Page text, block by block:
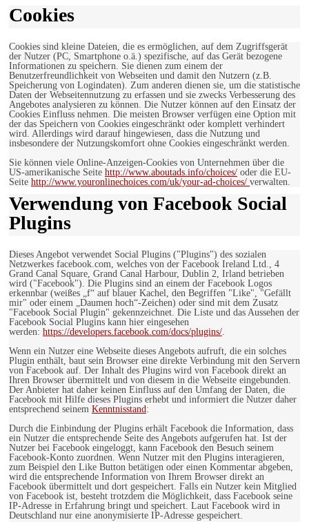
Cookies
Cookies sind kleine Dateien, die es ermöglichen, auf dem Zugriffsgerät
der Nutzer (PC, Smartphone o.ä.) spezifische, auf das Gerät bezogene
Informationen zu speichern. Sie dienen zum einem der
Benutzerfreundlichkeit von Webseiten und damit den Nutzern (z.B.
Speicherung von Logindaten). Zum anderen dienen sie, um die statistische
Daten der Webseitennutzung zu erfassen und sie zwecks Verbesserung des
Angebotes analysieren zu können. Die Nutzer können auf den Einsatz der
Cookies Einfluss nehmen. Die meisten Browser verfügen eine Option mit
der das Speichern von Cookies eingeschränkt oder komplett verhindert
wird. Allerdings wird darauf hingewiesen, dass die Nutzung und
insbesondere der Nutzungskomfort ohne Cookies eingeschränkt werden.
Sie können viele Online-Anzeigen-Cookies von Unternehmen über die
US-amerikanische Seite http://www.aboutads.info/choices/ oder die EU-
Seite http://www.youronlinechoices.com/uk/your-ad-choices/ verwalten.
Verwendung von Facebook Social
Plugins
Dieses Angebot verwendet Social Plugins ("Plugins") des sozialen
Netzwerkes facebook.com, welches von der Facebook Ireland Ltd., 4
Grand Canal Square, Grand Canal Harbour, Dublin 2, Irland betrieben
wird ("Facebook"). Die Plugins sind an einem der Facebook Logos
erkennbar (weißes „f“ auf blauer Kachel, den Begriffen "Like", "Gefällt
mir" oder einem „Daumen hoch“-Zeichen) oder sind mit dem Zusatz
"Facebook Social Plugin" gekennzeichnet. Die Liste und das Aussehen der
Facebook Social Plugins kann hier eingesehen
werden: https://developers.facebook.com/docs/plugins/.
Wenn ein Nutzer eine Webseite dieses Angebots aufruft, die ein solches
Plugin enthält, baut sein Browser eine direkte Verbindung mit den Servern
von Facebook auf. Der Inhalt des Plugins wird von Facebook direkt an
Ihren Browser übermittelt und von diesem in die Webseite eingebunden.
Der Anbieter hat daher keinen Einfluss auf den Umfang der Daten, die
Facebook mit Hilfe dieses Plugins erhebt und informiert die Nutzer daher
entsprechend seinem Kenntnisstand:
Durch die Einbindung der Plugins erhält Facebook die Information, dass
ein Nutzer die entsprechende Seite des Angebots aufgerufen hat. Ist der
Nutzer bei Facebook eingeloggt, kann Facebook den Besuch seinem
Facebook-Konto zuordnen. Wenn Nutzer mit den Plugins interagieren,
zum Beispiel den Like Button betätigen oder einen Kommentar abgeben,
wird die entsprechende Information von Ihrem Browser direkt an
Facebook übermittelt und dort gespeichert. Falls ein Nutzer kein Mitglied
von Facebook ist, besteht trotzdem die Möglichkeit, dass Facebook seine
IP-Adresse in Erfahrung bringt und speichert. Laut Facebook wird in
Deutschland nur eine anonymisierte IP-Adresse gespeichert.